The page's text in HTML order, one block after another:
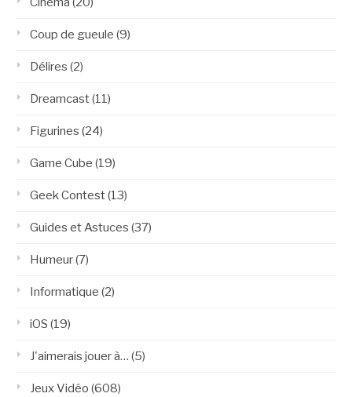
Coup de gueule (9)
Délires (2)
Dreamcast(11)
Figurines (24)
Game Cube (19)
Geek Contest(13)
Guides et Astuces (37)
Humeur(7)
Informatique (2)
iOS (19)
J'aimerais jouer à… (5)
Jeux Vidéo (608)